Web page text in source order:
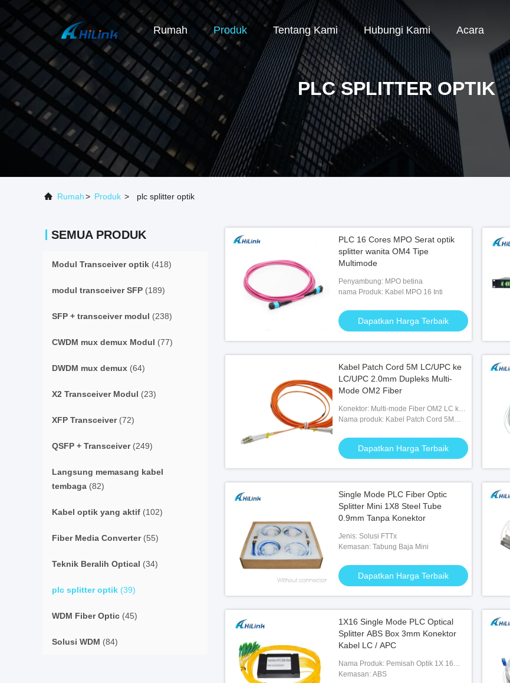
Rumah Produk Tentang Kami Hubungi Kami Acara
PLC SPLITTER OPTIK
Rumah> Produk > plc splitter optik
SEMUA PRODUK
Modul Transceiver optik (418)
modul transceiver SFP (189)
SFP + transceiver modul (238)
CWDM mux demux Modul (77)
DWDM mux demux (64)
X2 Transceiver Modul (23)
XFP Transceiver(72)
QSFP + Transceiver(249)
Langsung memasang kabel
tembaga (82)
Kabel optik yang aktif (102)
Fiber Media Converter(55)
Teknik Beralih Optical (34)
plc splitter optik (39)
WDM Fiber Optic (45)
Solusi WDM (84)
PLC 16 Cores MPO Serat optik
splitter wanita OM4 Tipe
Multimode
Penyambung: MPO betina
nama Produk: Kabel MPO 16 Inti
Dapatkan Harga Terbaik
Kabel Patch Cord 5M LC/UPC ke
LC/UPC 2.0mm Dupleks Multi-
Mode OM2 Fiber
Konektor: Multi-mode Fiber OM2 LC ke
LC
Nama produk: Kabel Patch Cord 5M
Multi-Mode OM2 Fiber
Dapatkan Harga Terbaik
Single Mode PLC Fiber Optic
Splitter Mini 1X8 Steel Tube
0.9mm Tanpa Konektor
Jenis: Solusi FTTx
Kemasan: Tabung Baja Mini
Dapatkan Harga Terbaik
1X16 Single Mode PLC Optical
Splitter ABS Box 3mm Konektor
Kabel LC / APC
Nama Produk: Pemisah Optik 1X 16
PLC
Kemasan: ABS